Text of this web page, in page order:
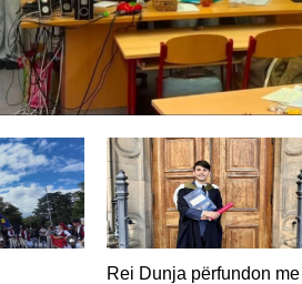
Rei Dunja përfundon me